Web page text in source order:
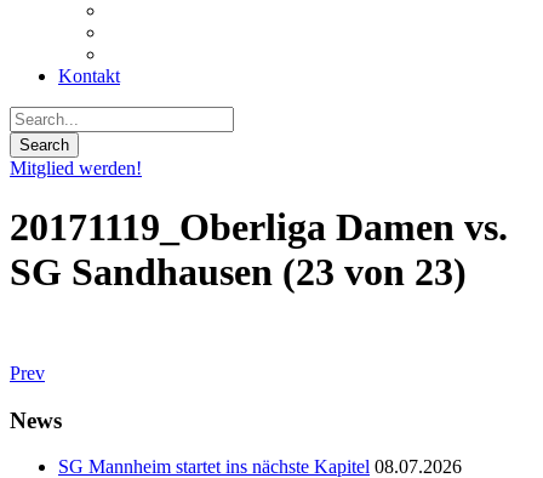
Kontakt
Mitglied werden!
20171119_Oberliga Damen vs.
SG Sandhausen (23 von 23)
Prev
News
SG Mannheim startet ins nächste Kapitel 08.07.2026